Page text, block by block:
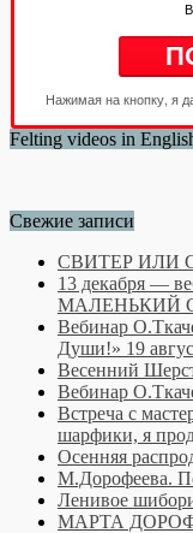
Нажимая на кнопку, я
Felting videos in
Свежие записи
СВИТЕР ИЛИ
13 декабря —
МАЛЕНЬКИЙ
Вебинар
Души!» 19
Весенний
Вебинар
Встреча с
шарфики, я
Осенняя
М.Дорофеева.
Ленивое
МАРТА